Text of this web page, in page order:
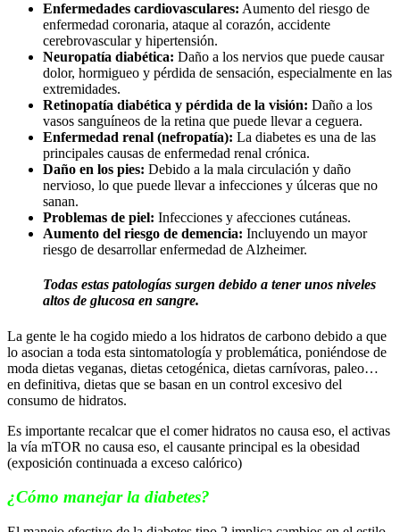
Enfermedades cardiovasculares: Aumento del riesgo de
enfermedad coronaria, ataque al corazón, accidente
cerebrovascular y hipertensión.
Neuropatía diabética: Daño a los nervios que puede causar
dolor, hormigueo y pérdida de sensación, especialmente en las
extremidades.
Retinopatía diabética y pérdida de la visión: Daño a los
vasos sanguíneos de la retina que puede llevar a ceguera.
Enfermedad renal (nefropatía): La diabetes es una de las
principales causas de enfermedad renal crónica.
Daño en los pies: Debido a la mala circulación y daño
nervioso, lo que puede llevar a infecciones y úlceras que no
sanan.
Problemas de piel: Infecciones y afecciones cutáneas.
Aumento del riesgo de demencia: Incluyendo un mayor
riesgo de desarrollar enfermedad de Alzheimer.
Todas estas patologías surgen debido a tener unos niveles
altos de glucosa en sangre.
La gente le ha cogido miedo a los hidratos de carbono debido a que
lo asocian a toda esta sintomatología y problemática, poniéndose de
moda dietas veganas, dietas cetogénica, dietas carnívoras, paleo…
en definitiva, dietas que se basan en un control excesivo del
consumo de hidratos.
Es importante recalcar que el comer hidratos no causa eso, el activas
la vía mTOR no causa eso, el causante principal es la obesidad
(exposición continuada a exceso calórico)
¿Cómo manejar la diabetes?